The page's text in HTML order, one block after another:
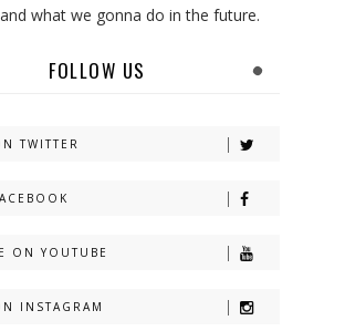
what we gonna do in the future.
FOLLOW US
TWITTER
ON YOUTUBE
INSTAGRAM